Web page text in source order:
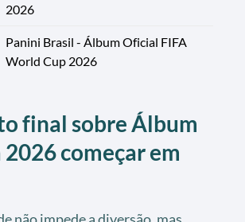
2026
Panini Brasil - Álbum Oficial FIFA
World Cup 2026
final sobre Álbum
2026 começar em